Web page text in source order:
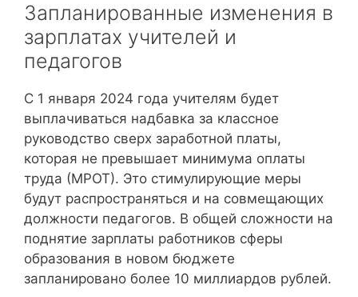
Запланированные изменения в
зарплатах учителей и
педагогов
С 1 января 2024 года учителям будет
выплачиваться надбавка за классное
руководство сверх заработной платы,
которая не превышает минимума оплаты
труда (МРОТ). Это стимулирующие меры
будут распространяться и на совмещающих
должности педагогов. В общей сложности на
поднятие зарплаты работников сферы
образования в новом бюджете
запланировано более 10 миллиардов рублей.